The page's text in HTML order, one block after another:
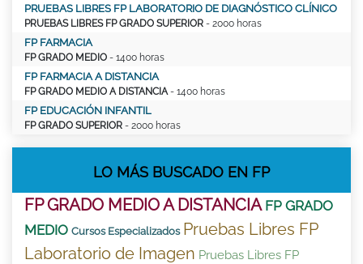
PRUEBAS LIBRES FP LABORATORIO DE DIAGNÓSTICO CLÍNICO
PRUEBAS LIBRES FP GRADO SUPERIOR - 2000 horas
FP FARMACIA
FP GRADO MEDIO - 1400 horas
FP FARMACIA A DISTANCIA
FP GRADO MEDIO A DISTANCIA - 1400 horas
FP EDUCACIÓN INFANTIL
FP GRADO SUPERIOR - 2000 horas
LO MÁS BUSCADO EN FP
FP GRADO MEDIO A DISTANCIA FP GRADO
MEDIO Cursos Especializados Pruebas Libres FP
Laboratorio de Imagen Pruebas Libres FP